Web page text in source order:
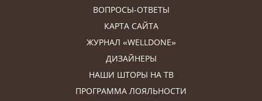
ВОПРОСЫ-ОТВЕТЫ
КАРТА САЙТА
ЖУРНАЛ «WELLDONE»
ДИЗАЙНЕРЫ
НАШИ ШТОРЫ НА ТВ
ПРОГРАММА ЛОЯЛЬНОСТИ